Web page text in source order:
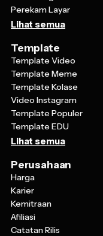
Lihat semua
Template Video
Template Meme
Template Kolase
Video Instagram
Template Populer
Template EDU
Lihat semua
Harga
Karier
Kemitraan
Afiliasi
Catatan Rilis
Kebijakan Pengembalian